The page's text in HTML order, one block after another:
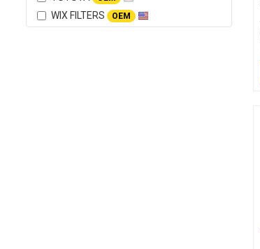
WIX FILTERS OEM